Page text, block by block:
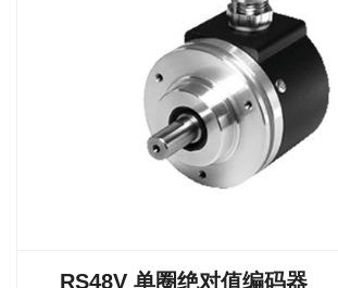
RS48V 单圈绝对值编码器